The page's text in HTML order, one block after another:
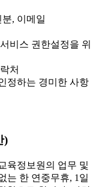
, 이메일
비스 권한설정을 위
처
정하는 경미한 사항
)
육정보원의 업무 및
는 한 연중무휴, 1일